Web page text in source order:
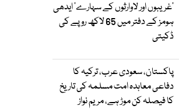
’غریبوں اور لاوارثوں کے سہارے‘ ایدھی
ہومز کے دفتر میں 65 لاکھ روپے کی
ڈکیتی
پاکستان، سعودی عرب، ترکیہ کا
دفاعی معاہدہ امت مسلمہ کی تاریخ
کا فیصلہ کن موڑ ہے، مریم نواز